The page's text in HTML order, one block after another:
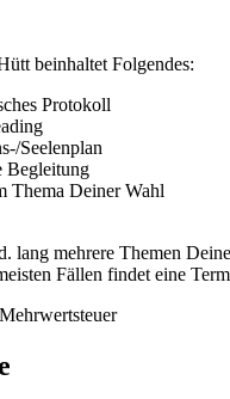
beinhaltet Folgendes:
Protokoll
Seelenplan
Begleitung
Thema Deiner Wahl
lang mehrere Themen
Fällen findet eine